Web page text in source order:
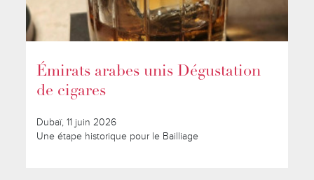
Émirats arabes unis Dégustation
de cigares
Dubaï, 11 juin 2026
Une étape historique pour le Bailliage